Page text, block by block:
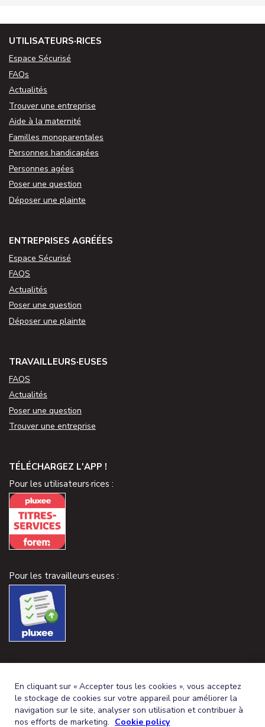
UTILISATEURS·RICES
Espace Sécurisé
FAQs
Actualités
Trouver une entreprise
Aide à la maternité
Familles monoparentales
Personnes handicapées
Personnes agées
Poser une question
Déposer une plainte
ENTREPRISES AGRÉÉES
Espace Sécurisé
FAQS
Actualités
Poser une question
Déposer une plainte
TRAVAILLEURS·EUSES
FAQS
Actualités
Poser une question
Trouver une entreprise
TÉLÉCHARGEZ L'APP !
Pour les utilisateurs·rices :
Pour les travailleurs·euses :
En cliquant sur « Accepter tous les cookies », vous acceptez
le stockage de cookies sur votre appareil pour améliorer la
navigation sur le site, analyser son utilisation et contribuer à
nos efforts de marketing. Cookie policy